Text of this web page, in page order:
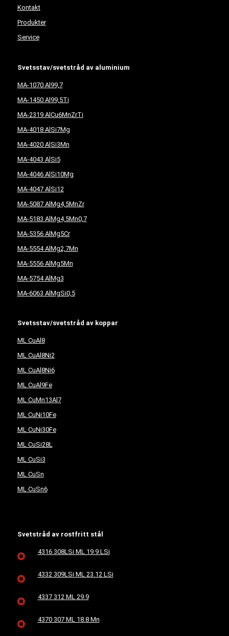
Kontakt
Produkter
Service
Svetsstav/svetstråd av aluminium
MA-1070 Al99,7
MA-1450 Al99,5Ti
MA-2319 AlCu6MnZrTi
MA-4018 AlSi7Mg
MA-4020 AlSi3Mn
MA-4043 AlSi5
MA-4046 AlSi10Mg
MA-4047 AlSi12
MA-5087 AlMg4,5MnZr
MA-5183 AlMg4,5Mn0,7
MA-5356 AlMg5Cr
MA-5554 AlMg2,7Mn
MA-5556 AlMg5Mn
MA-5754 AlMg3
MA-6063 AlMgSi0,5
Svetsstav/svetstråd av koppar
ML CuAl8
ML CuAl8Ni2
ML CuAl8Ni6
ML CuAl9Fe
ML CuMn13Al7
ML CuNi10Fe
ML CuNi30Fe
ML CuSi28L
ML CuSi3
ML CuSn
ML CuSn6
Svetstråd av rostfritt stål
4316 308LSi ML 19.9 LSi
4332 309LSi ML 23.12 LSi
4337 312 ML 29.9
4370 307 ML 18.8 Mn